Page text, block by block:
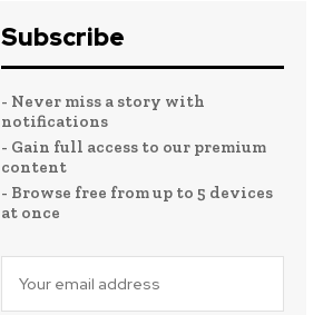
Subscribe
- Never miss a story with
notifications
- Gain full access to our premium
content
- Browse free from up to 5 devices
at once